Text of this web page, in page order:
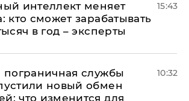
интеллект меняет
кто сможет зарабатывать
в год – эксперты
15:43
пограничная службы
новый обмен
что изменится для
10:32